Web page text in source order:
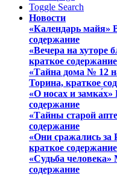
Toggle Search
Новости
«Календарь майя»
содержание
«Вечера на хуторе
краткое содержание
«Тайна дома № 12
Торина, краткое
«О носах и
содержание
«Тайны старой
содержание
«Они сражались
краткое содержание
«Судьба
содержание